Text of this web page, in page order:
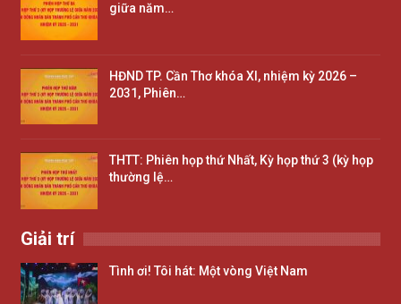
giữa năm…
HĐND TP. Cần Thơ khóa XI, nhiệm kỳ 2026 –
2031, Phiên…
THTT: Phiên họp thứ Nhất, Kỳ họp thứ 3 (kỳ họp
thường lệ…
Giải trí
Tình ơi! Tôi hát: Một vòng Việt Nam